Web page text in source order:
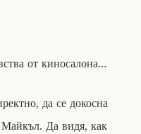
от киносалона…
да се докосна
Майкъл. Да видя, как